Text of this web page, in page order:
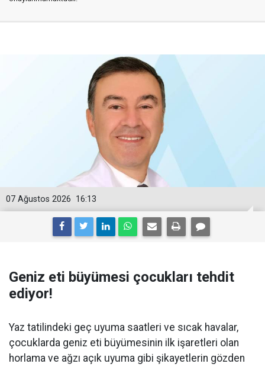
16:13
07 Ağustos 2026
Geniz eti büyümesi çocukları tehdit
ediyor!
Yaz tatilindeki geç uyuma saatleri ve sıcak havalar,
çocuklarda geniz eti büyümesinin ilk işaretleri olan
horlama ve ağzı açık uyuma gibi şikayetlerin gözden